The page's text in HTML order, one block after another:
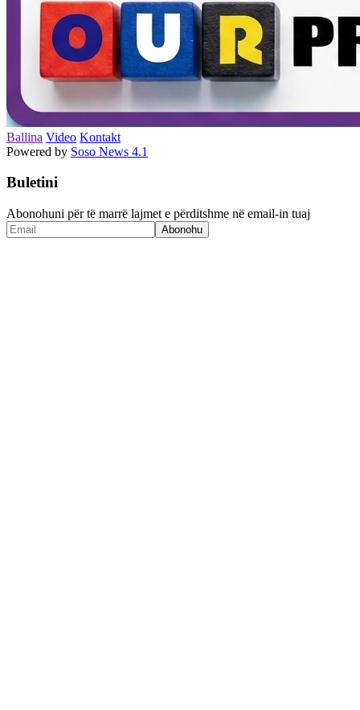
Ballina Video Kontakt
Powered by Soso News 4.1
Buletini
Abonohuni për të marrë lajmet e përditshme në email-in tuaj
Abonohu